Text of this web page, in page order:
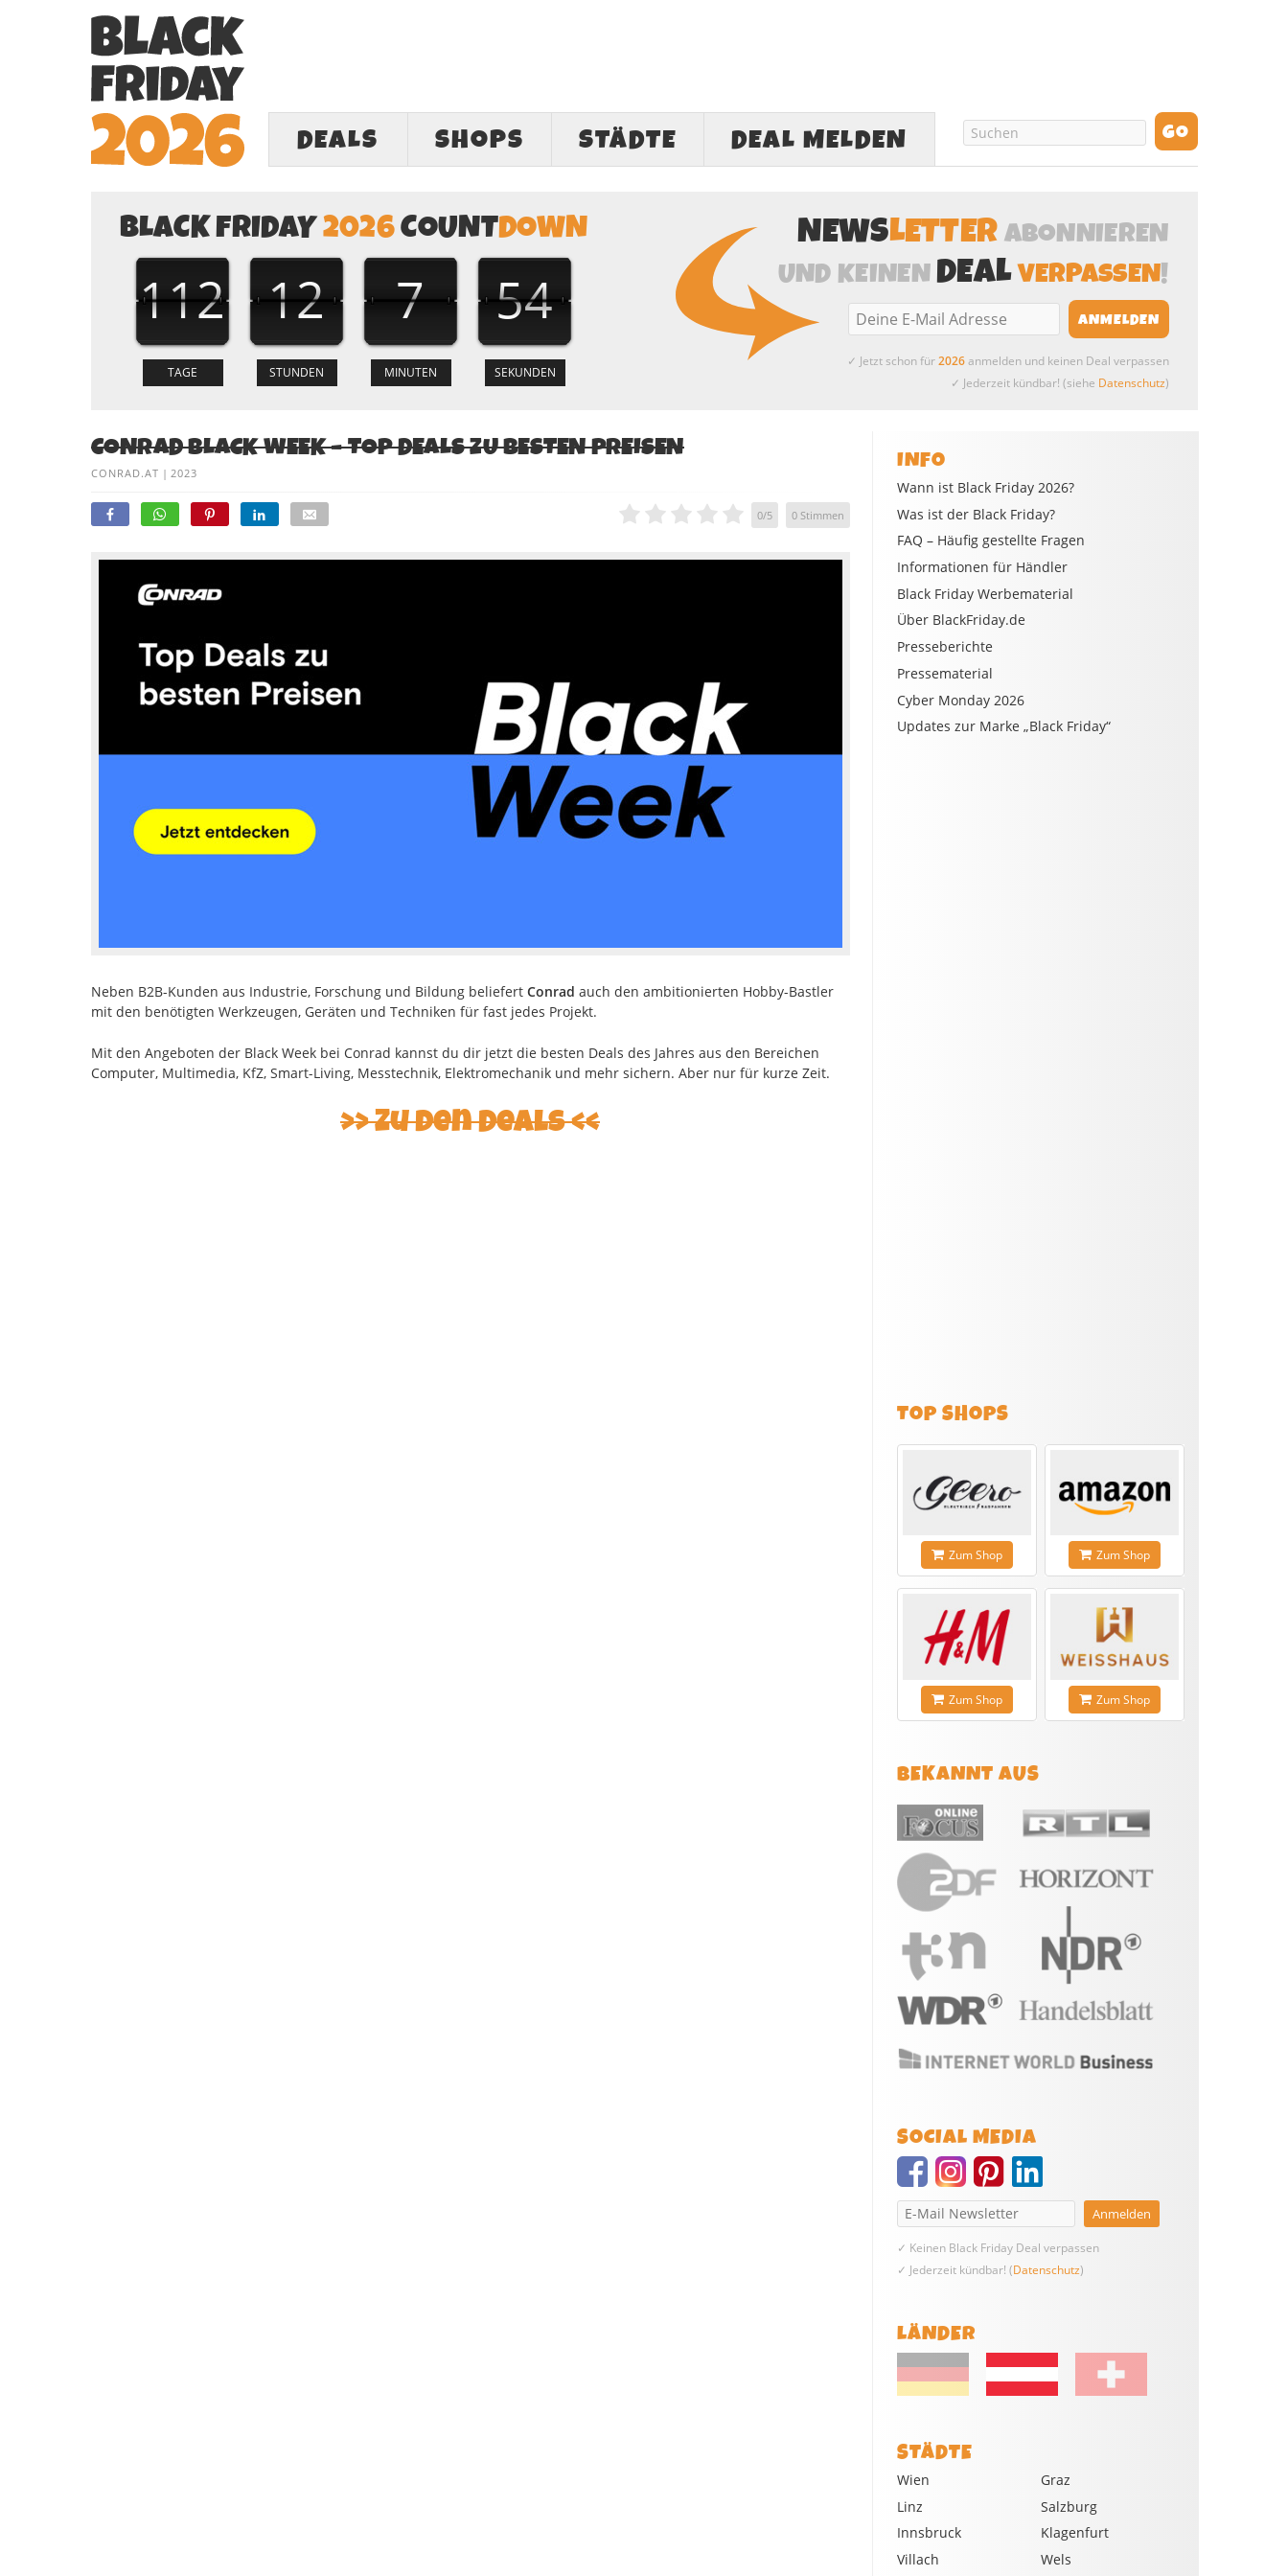
DEALS SHOPS STÄDTE DEAL MELDEN
BLACK FRIDAY2026COUNTDOWN
112 12 7 53
NEWSLETTERABONNIEREN
UND KEINENDEALVERPASSEN!
✓ Jetzt schon für2026anmelden und keinen Deal verpassen
✓ Jederzeit kündbar! (siehe Datenschutz)
CONRAD BLACK WEEK – TOP DEALS ZU BESTEN PREISEN
CONRAD.AT | 2023
0/5 0Stimmen
Neben B2B-Kunden aus Industrie, Forschung und Bildung beliefert Conrad auch den ambitionierten Hobby-Bastler
mit den benötigten Werkzeugen, Geräten und Techniken für fast jedes Projekt.
Mit den Angeboten der Black Week bei Conrad kannst du dir jetzt die besten Deals des Jahres aus den Bereichen
Computer, Multimedia, KfZ, Smart-Living, Messtechnik, Elektromechanik und mehr sichern. Aber nur für kurze Zeit.
Zu den Deals
INFO
Wann ist Black Friday 2026?
Was ist der Black Friday?
FAQ – Häufig gestellte Fragen
Informationen für Händler
Black Friday Werbematerial
Über BlackFriday.de
Presseberichte
Pressematerial
Cyber Monday 2026
Updates zur Marke „Black Friday“
TOP SHOPS
Zum Shop Zum Shop
Zum Shop Zum Shop
BEKANNT AUS
SOCIAL MEDIA
✓ Keinen Black Friday Deal verpassen
✓ Jederzeit kündbar! (Datenschutz)
LÄNDER
STÄDTE
Wien
Graz
Linz
Salzburg
Innsbruck
Klagenfurt
Villach
Wels